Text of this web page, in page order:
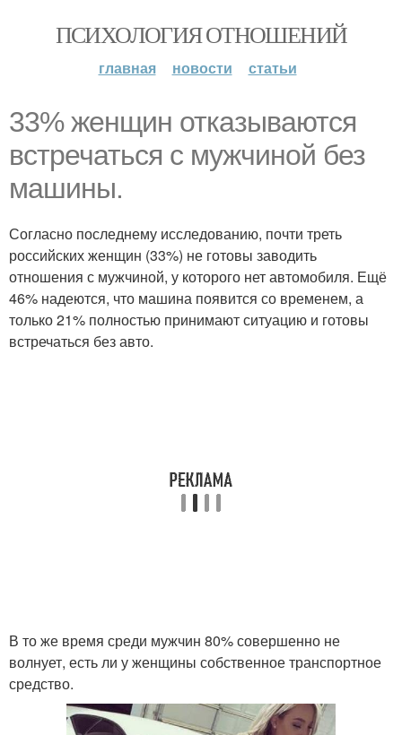
ПСИХОЛОГИЯ ОТНОШЕНИЙ
главная новости статьи
33% женщин отказываются
встречаться с мужчиной без
машины.
Согласно последнему исследованию, почти треть
российских женщин (33%) не готовы заводить
отношения с мужчиной, у которого нет автомобиля. Ещё
46% надеются, что машина появится со временем, а
только 21% полностью принимают ситуацию и готовы
встречаться без авто.
В то же время среди мужчин 80% совершенно не
волнует, есть ли у женщины собственное транспортное
средство.